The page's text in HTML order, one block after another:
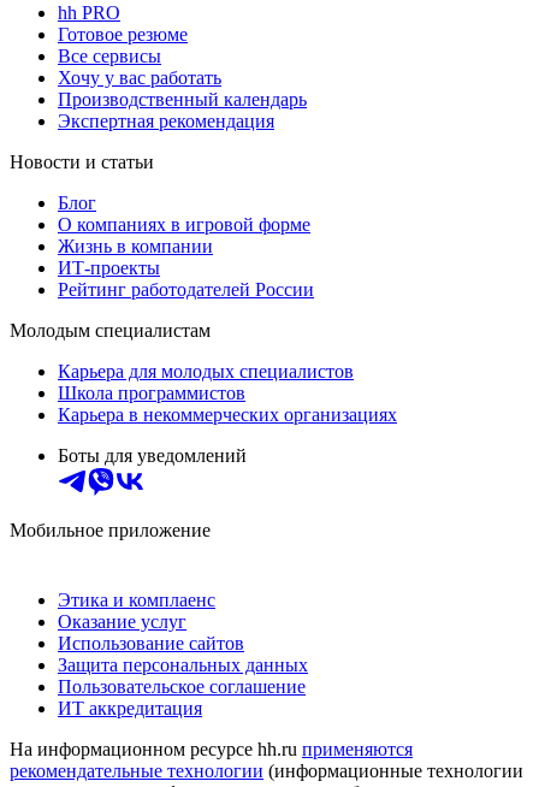
hh PRO
Готовое резюме
Все сервисы
Хочу у вас работать
Производственный календарь
Экспертная рекомендация
Новости и статьи
Блог
О компаниях в игровой форме
Жизнь в компании
ИТ-проекты
Рейтинг работодателей России
Молодым специалистам
Карьера для молодых специалистов
Школа программистов
Карьера в некоммерческих организациях
Боты для уведомлений
Мобильное приложение
Этика и комплаенс
Оказание услуг
Использование сайтов
Защита персональных данных
Пользовательское соглашение
ИТ аккредитация
На информационном ресурсе hh.ru применяются
рекомендательные технологии (информационные технологии